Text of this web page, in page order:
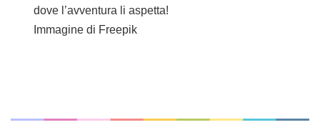
dove l’avventura li aspetta!
Immagine di Freepik